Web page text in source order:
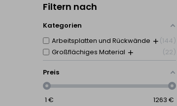
Filtern nach
Kategorien
Arbeitsplatten und Rückwände
144
Großflächiges Material
22
Preis
1 € 1263 €